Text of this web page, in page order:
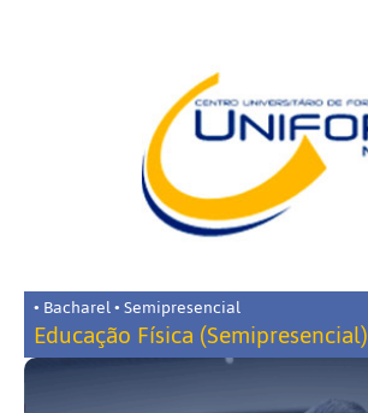
• Bacharel • Semipresencial
Educação Física (Semipresencial)